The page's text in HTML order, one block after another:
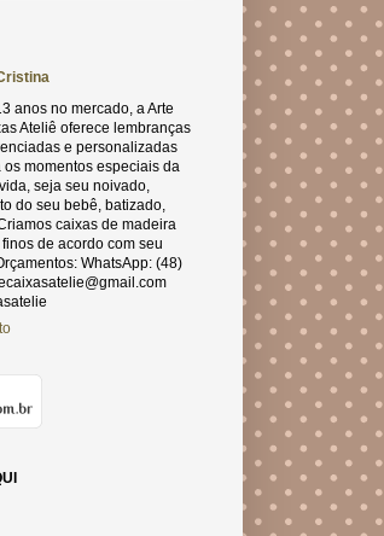
anos no mercado, a Arte
Ateliê oferece lembranças
e personalizadas
os momentos especiais da
seja seu noivado,
do seu bebê, batizado,
caixas de madeira
de acordo com seu
WhatsApp: (48)